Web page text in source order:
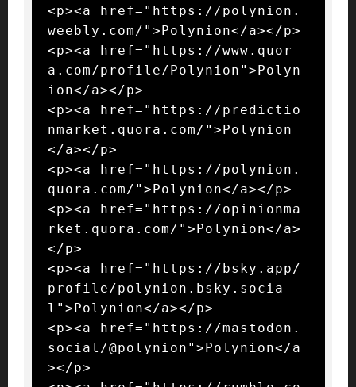
<p><a href="https://polynion.
weebly.com/">Polynion</a></p>
<p><a href="https://www.quor
a.com/profile/Polynion">Polyn
ion</a></p>
<p><a href="https://predictio
nmarket.quora.com/">Polynion
</a></p>
<p><a href="https://polynion.
quora.com/">Polynion</a></p>
<p><a href="https://opinionma
rket.quora.com/">Polynion</a>
</p>
<p><a href="https://bsky.app/
profile/polynion.bsky.socia
l">Polynion</a></p>
<p><a href="https://mastodon.
social/@polynion">Polynion</a
></p>